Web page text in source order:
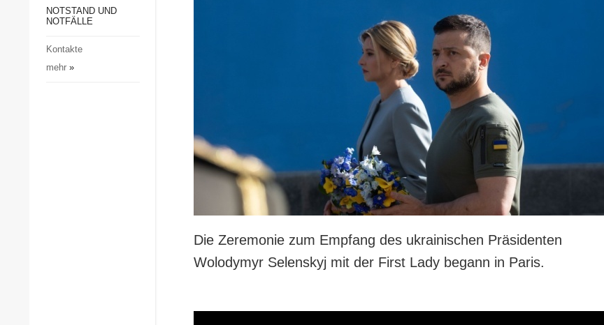
Gesellschaft und Kultur
NOTSTAND UND
NOTFÄLLE
Kontakte
mehr»
Die Zeremonie zum Empfang des ukrainischen Präsidenten
Wolodymyr Selenskyj mit der First Lady begann in Paris.